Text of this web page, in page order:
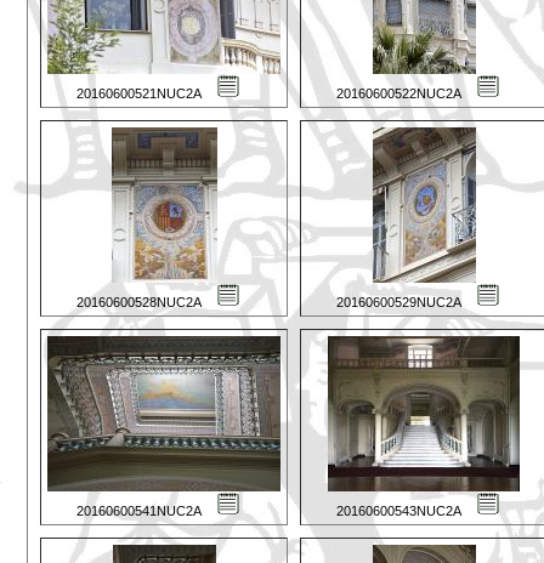
20160600521NUC2A 20160600522NUC2A
20160600528NUC2A 20160600529NUC2A
20160600541NUC2A 20160600543NUC2A